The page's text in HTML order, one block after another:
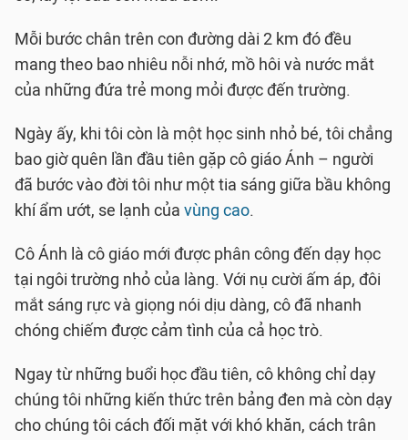
Mỗi bước chân trên con đường dài 2 km đó đều
mang theo bao nhiêu nỗi nhớ, mồ hôi và nước mắt
của những đứa trẻ mong mỏi được đến trường.
Ngày ấy, khi tôi còn là một học sinh nhỏ bé, tôi chẳng
bao giờ quên lần đầu tiên gặp cô giáo Ánh – người
đã bước vào đời tôi như một tia sáng giữa bầu không
khí ẩm ướt, se lạnh của vùng cao.
Cô Ánh là cô giáo mới được phân công đến dạy học
tại ngôi trường nhỏ của làng. Với nụ cười ấm áp, đôi
mắt sáng rực và giọng nói dịu dàng, cô đã nhanh
chóng chiếm được cảm tình của cả học trò.
Ngay từ những buổi học đầu tiên, cô không chỉ dạy
chúng tôi những kiến thức trên bảng đen mà còn dạy
cho chúng tôi cách đối mặt với khó khăn, cách trân